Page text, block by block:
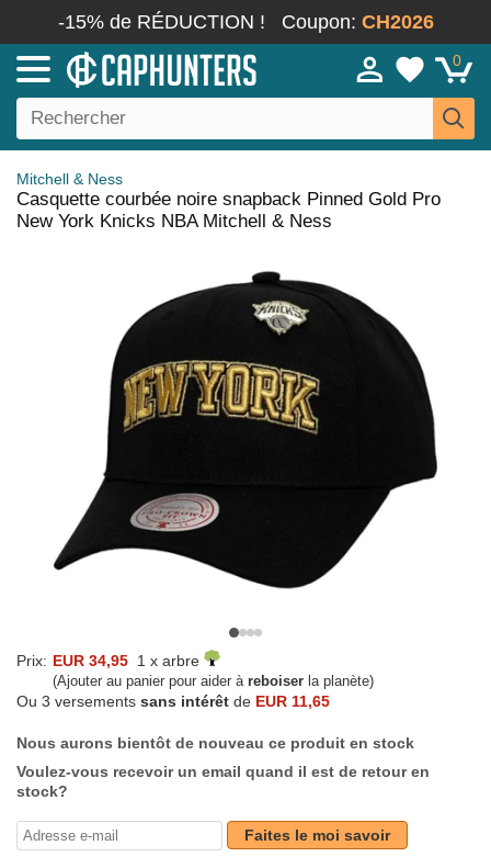
-15% de RÉDUCTION ! Coupon: CH2026
0
Mitchell & Ness
Casquette courbée noire snapback Pinned Gold Pro
New York Knicks NBA Mitchell & Ness
Prix: EUR 34,95 1 x arbre
(Ajouter au panier pour aider à reboiser la planète)
Ou 3 versements sans intérêt de EUR 11,65
Nous aurons bientôt de nouveau ce produit en stock
Voulez-vous recevoir un email quand il est de retour en
stock?
Faites le moi savoir